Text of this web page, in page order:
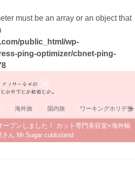
must be an array or an object that
public_html/wp-
ping-optimizer/cbnet-ping-
海外旅 国内旅 ワーキングホリデー
ープンしました！ カット専門美容室×海外輸
さん Mr.Sugar cut&stand